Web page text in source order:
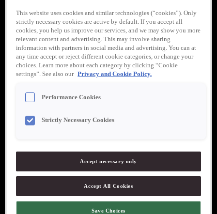
”Werners målsättning är att alltid vara i frontlinjen när det gäller
följt företaget sedan starten 1990 och som alltid uppskattas av
532 37 Skara
This website uses cookies and similar technologies (“cookies”). Only
strictly necessary cookies are active by default. If you accept all
cookies, you help us improve our services, and we may show you more
relevant content and advertising. This may involve sharing
information with partners in social media and advertising. You can at
any time accept or reject different cookie categories, or change your
choices. Learn more about each category by clicking “Cookie
settings”. See also our Privacy and Cookie Policy.
Performance Cookies
Strictly Necessary Cookies
Accept necessary only
Accept All Cookies
Save Choices